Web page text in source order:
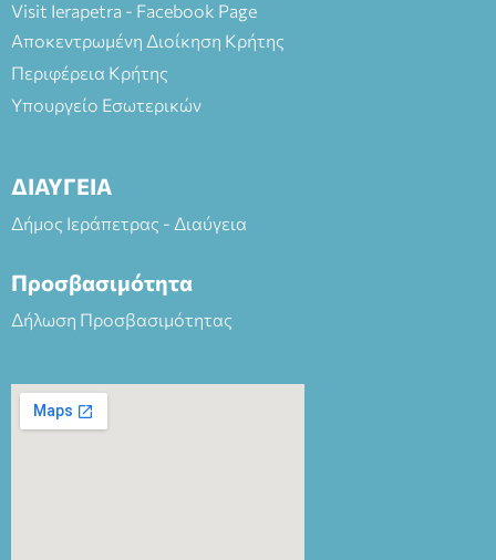
Visit Ierapetra - Facebook Page
Αποκεντρωμένη Διοίκηση Κρήτης
Περιφέρεια Κρήτης
Υπουργείο Εσωτερικών
ΔΙΑΥΓΕΙΑ
Δήμος Ιεράπετρας - Διαύγεια
Προσβασιμότητα
Δήλωση Προσβασιμότητας